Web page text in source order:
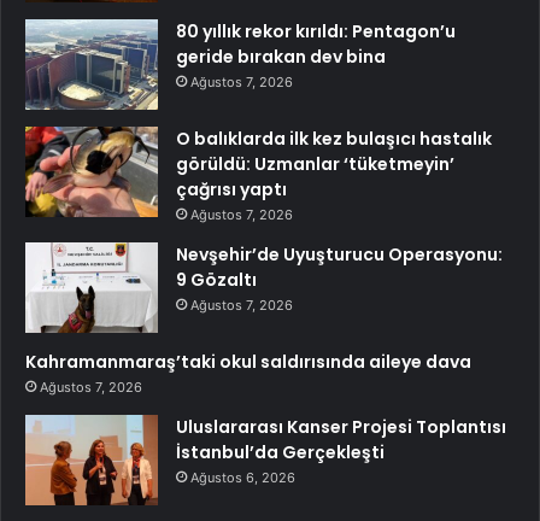
80 yıllık rekor kırıldı: Pentagon’u
geride bırakan dev bina
Ağustos 7, 2026
O balıklarda ilk kez bulaşıcı hastalık
görüldü: Uzmanlar ‘tüketmeyin’
çağrısı yaptı
Ağustos 7, 2026
Nevşehir’de Uyuşturucu Operasyonu:
9 Gözaltı
Ağustos 7, 2026
Kahramanmaraş’taki okul saldırısında aileye dava
Ağustos 7, 2026
Uluslararası Kanser Projesi Toplantısı
İstanbul’da Gerçekleşti
Ağustos 6, 2026